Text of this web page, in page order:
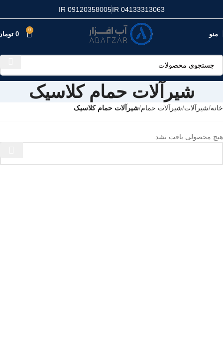
IR 04133313063
IR 09120358005
منو
0
0
شیرآلات حمام کلاسیک
خانه شیرآلات شیرآلات حمام شیرآلات حمام کلاسیک
هیچ محصولی یافت نشد.